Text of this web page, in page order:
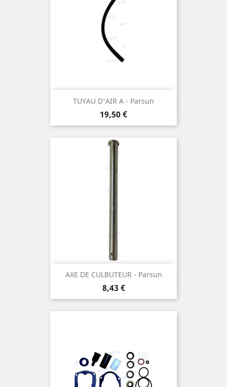
TUYAU D'AIR A - Parsun
Prix
19,50 €
AXE DE CULBUTEUR - Parsun
Prix
8,43 €